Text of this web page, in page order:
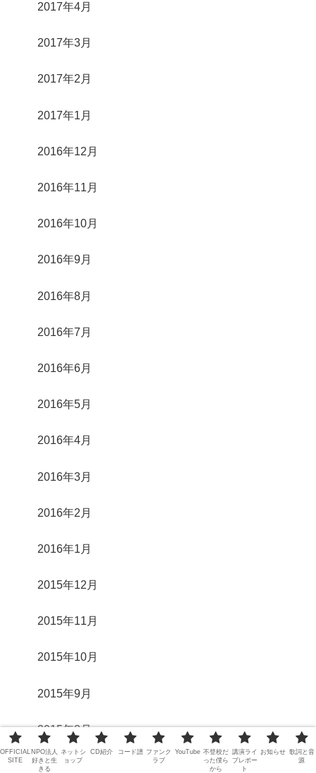
2017年4月
2017年3月
2017年2月
2017年1月
2016年12月
2016年11月
2016年10月
2016年9月
2016年8月
2016年7月
2016年6月
2016年5月
2016年4月
2016年3月
2016年2月
2016年1月
2015年12月
2015年11月
2015年10月
2015年9月
2015年8月
2015年7月
OFFICIAL
SITE
NPO法人
好きと生
きる
ネットシ
ョップ
CD紹介 コード譜 ファンク
ラブ
YouTube 不登校だ
った僕ら
から
講演ライ
ブレポー
ト
お知らせ 歌詞と音
源